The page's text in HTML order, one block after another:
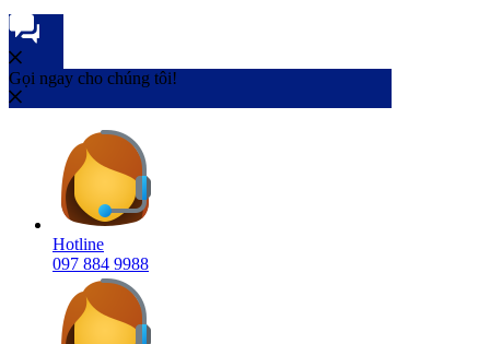
Gọi ngay cho chúng tôi!
Hotline
097 884 9988